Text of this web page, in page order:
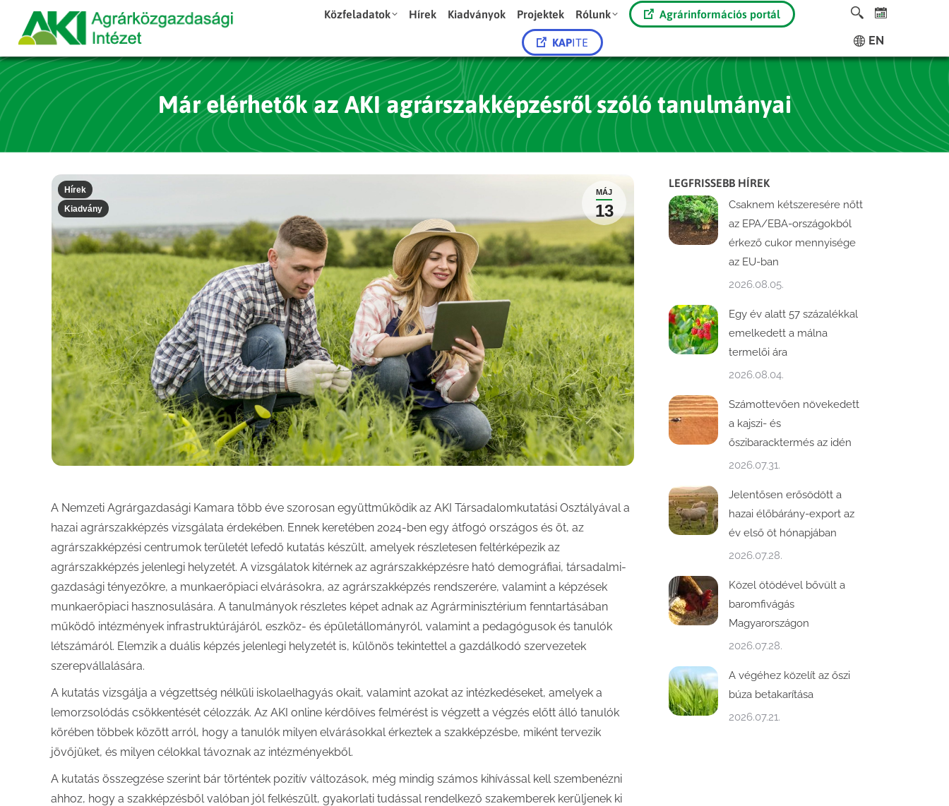
Közfeladatok Hírek Kiadványok Projektek Rólunk Agrárinformációs portál
KAPITE EN
Már elérhetők az AKI agrárszakképzésről szóló tanulmányai
MÁJ
13
Hírek
Kiadvány
A Nemzeti Agrárgazdasági Kamara több éve szorosan együttműködik az AKI Társadalomkutatási Osztályával a
hazai agrárszakképzés vizsgálata érdekében. Ennek keretében 2024-ben egy átfogó országos és öt, az
agrárszakképzési centrumok területét lefedő kutatás készült, amelyek részletesen feltérképezik az
agrárszakképzés jelenlegi helyzetét. A vizsgálatok kitérnek az agrárszakképzésre ható demográfiai, társadalmi-
gazdasági tényezőkre, a munkaerőpiaci elvárásokra, az agrárszakképzés rendszerére, valamint a képzések
munkaerőpiaci hasznosulására. A tanulmányok részletes képet adnak az Agrárminisztérium fenntartásában
működő intézmények infrastruktúrájáról, eszköz- és épületállományról, valamint a pedagógusok és tanulók
létszámáról. Elemzik a duális képzés jelenlegi helyzetét is, különös tekintettel a gazdálkodó szervezetek
szerepvállalására.
A kutatás vizsgálja a végzettség nélküli iskolaelhagyás okait, valamint azokat az intézkedéseket, amelyek a
lemorzsolódás csökkentését célozzák. Az AKI online kérdőíves felmérést is végzett a végzés előtt álló tanulók
körében többek között arról, hogy a tanulók milyen elvárásokkal érkeztek a szakképzésbe, miként tervezik
jövőjüket, és milyen célokkal távoznak az intézményekből.
A kutatás összegzése szerint bár történtek pozitív változások, még mindig számos kihívással kell szembenézni
ahhoz, hogy a szakképzésből valóban jól felkészült, gyakorlati tudással rendelkező szakemberek kerüljenek ki
LEGFRISSEBB HÍREK
Csaknem kétszeresére nőtt
az EPA/EBA-országokból
érkező cukor mennyisége
az EU-ban
2026.08.05.
Egy év alatt 57 százalékkal
emelkedett a málna
termelői ára
2026.08.04.
Számottevően növekedett
a kajszi- és
őszibaracktermés az idén
2026.07.31.
Jelentősen erősödött a
hazai élőbárány-export az
év első öt hónapjában
2026.07.28.
Közel ötödével bővült a
baromfivágás
Magyarországon
2026.07.28.
A végéhez közelít az őszi
búza betakarítása
2026.07.21.